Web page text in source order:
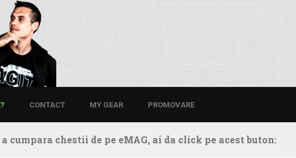
CONTACT MY GEAR PROMOVARE
cumpara chestii de pe eMAG, ai da click pe acest buton: